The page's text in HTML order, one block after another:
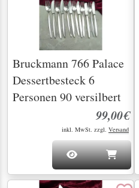
Bruckmann 766 Palace
Dessertbesteck 6
Personen 90 versilbert
99,00€
inkl. MwSt. zzgl. Versand